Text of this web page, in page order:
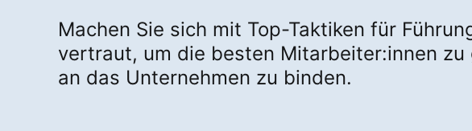
Machen Sie sich mit Top-Taktiken für
vertraut, um die besten Mitarbeiter:innen zu
an das Unternehmen zu binden.